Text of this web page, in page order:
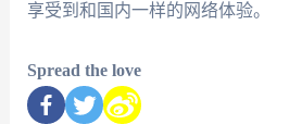
享受到和国内一样的网络体验。
Spread the love